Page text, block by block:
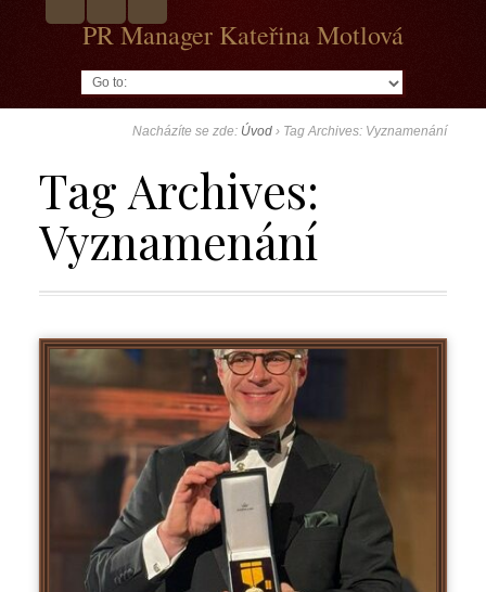
PR Manager Kateřina Motlová
Nacházíte se zde: Úvod › Tag Archives: Vyznamenání
Tag Archives:
Vyznamenání